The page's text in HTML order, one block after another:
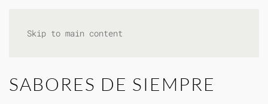
Skip to main content
SABORES DE SIEMPRE